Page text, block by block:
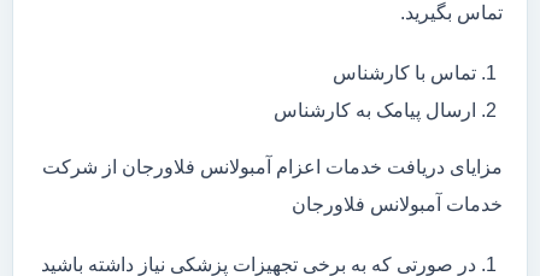
تماس بگیرید.
تماس با کارشناس
ارسال پیامک به کارشناس
مزایای دریافت خدمات اعزام آمبولانس فلاورجان از شرکت
خدمات آمبولانس فلاورجان
در صورتی که به برخی تجهیزات پزشکی نیاز داشته باشید